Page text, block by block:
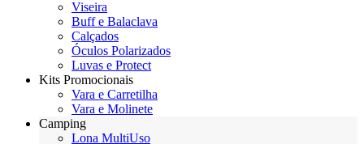
Viseira
Buff e Balaclava
Calçados
Óculos Polarizados
Luvas e Protect
Kits Promocionais
Vara e Carretilha
Vara e Molinete
Camping
Lona MultiUso